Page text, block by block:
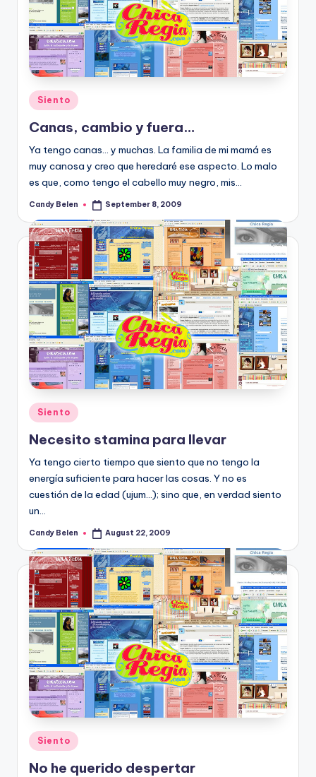
Posted
in
Siento
Canas, cambio y fuera…
Ya tengo canas... y muchas. La familia de mi mamá es
muy canosa y creo que heredaré ese aspecto. Lo malo
es que, como tengo el cabello muy negro, mis…
Posted
Candy Belen September 8, 2009
Posted
in
Siento
Necesito stamina para llevar
Ya tengo cierto tiempo que siento que no tengo la
energí­a suficiente para hacer las cosas. Y no es
cuestión de la edad (ujum...); sino que, en verdad siento
un…
Posted
Candy Belen August 22, 2009
Posted
in
Siento
No he querido despertar